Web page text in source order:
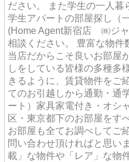
ださい。 また学生の一人暮
学生アパートの部屋探し（
(Home Agent新宿店 ㈱ジ
相談ください。 豊富な物件
当店だからこそ良いお部屋
しをしている皆様の多種多
きるように、賃貸物件をご
てのお引越しから通勤・通
ート）家具家電付き・オシ
区・東京都下のお部屋をす
お部屋も全てお調べしてご
問い合わせ頂ければと思い
載」な物件や「レア」な物